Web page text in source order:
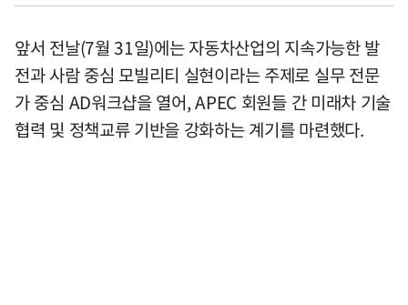
앞서 전날(7월 31일)에는 자동차산업의 지속가능한 발
전과 사람 중심 모빌리티 실현이라는 주제로 실무 전문
가 중심 AD워크샵을 열어, APEC 회원들 간 미래차 기술
협력 및 정책교류 기반을 강화하는 계기를 마련했다.